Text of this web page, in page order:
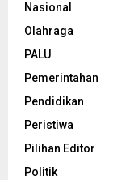
Nasional
Olahraga
PALU
Pemerintahan
Pendidikan
Peristiwa
Pilihan Editor
Politik